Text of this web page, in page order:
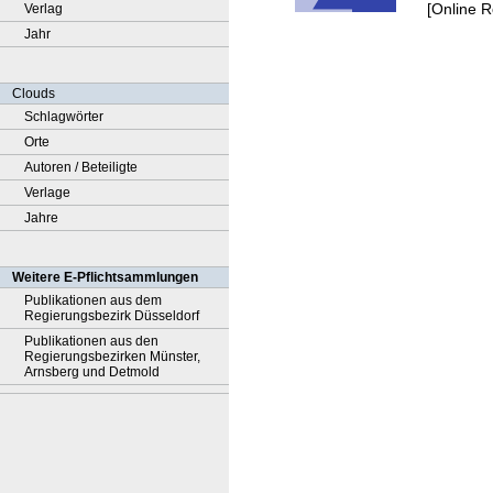
Verlag
Jahr
Clouds
Schlagwörter
Orte
Autoren / Beteiligte
Verlage
Jahre
Weitere E-Pflichtsammlungen
Publikationen aus dem
Regierungsbezirk Düsseldorf
Publikationen aus den
Regierungsbezirken Münster,
Arnsberg und Detmold
[Online